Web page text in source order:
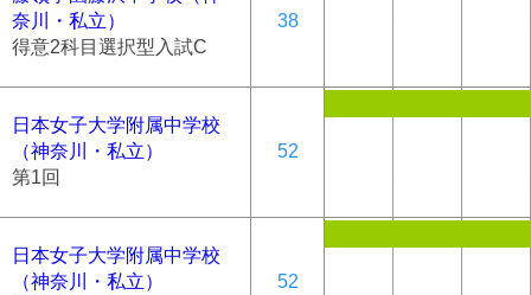
奈川・私立）
得意2科目選択型入試C
38
日本女子大学附属中学校
（神奈川・私立）
第1回
52
日本女子大学附属中学校
（神奈川・私立）
52